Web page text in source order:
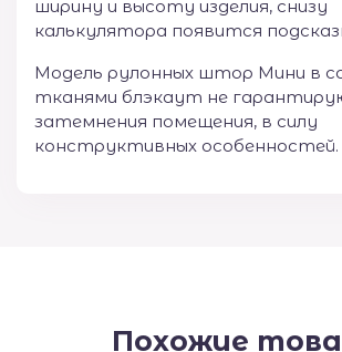
ширину и высоту изделия, снизу
калькулятора появится
Модель рулонных штор Мини в
тканями блэкаут не
затемнения помещения, в силу
конструктивных особенностей.
Похожие